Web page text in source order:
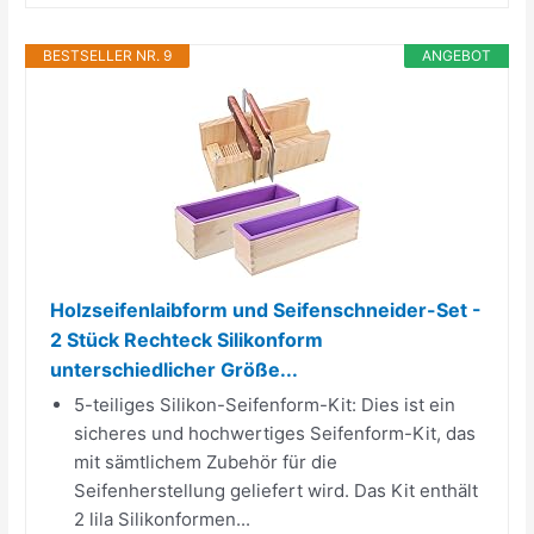
ANGEBOT
BESTSELLER NR. 9
Holzseifenlaibform und Seifenschneider-Set -
2 Stück Rechteck Silikonform
unterschiedlicher Größe...
5-teiliges Silikon-Seifenform-Kit: Dies ist ein
sicheres und hochwertiges Seifenform-Kit, das
mit sämtlichem Zubehör für die
Seifenherstellung geliefert wird. Das Kit enthält
2 lila Silikonformen...